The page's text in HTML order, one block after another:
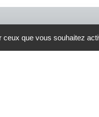
4 rue Crec’h-
22810 Belle Isle
ceux que vous souhaitez